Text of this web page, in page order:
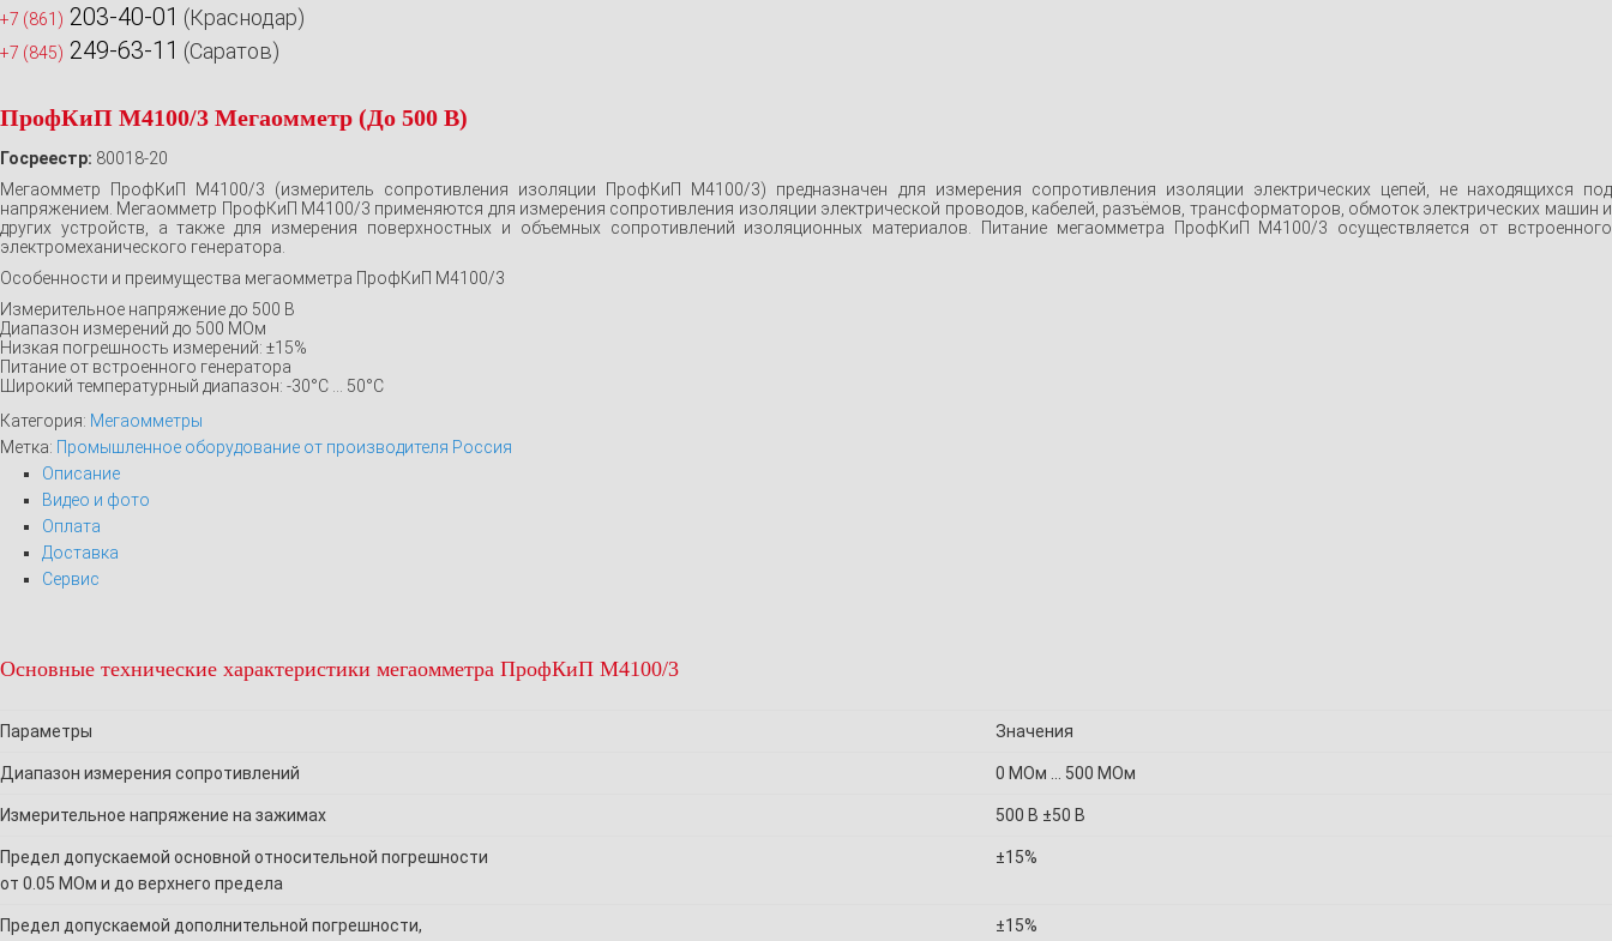
+7 (861) 203-40-01 (Краснодар)
+7 (845) 249-63-11 (Саратов)
ПрофКиП М4100/3 Мегаомметр (До 500 В)
Госреестр: 80018-20
Мегаомметр ПрофКиП М4100/3 (измеритель сопротивления изоляции ПрофКиП М4100/3) предназначен для измерения сопротивления изоляции электрических цепей, не находящихся под
напряжением. Мегаомметр ПрофКиП М4100/3 применяются для измерения сопротивления изоляции электрической проводов, кабелей, разъёмов, трансформаторов, обмоток электрических машин и
других устройств, а также для измерения поверхностных и объемных сопротивлений изоляционных материалов. Питание мегаомметра ПрофКиП М4100/3 осуществляется от встроенного
электромеханического генератора.
Особенности и преимущества мегаомметра ПрофКиП М4100/3
Измерительное напряжение до 500 В
Диапазон измерений до 500 МОм
Низкая погрешность измерений: ±15%
Питание от встроенного генератора
Широкий температурный диапазон: -30°С … 50°С
Категория: Мегаомметры
Метка: Промышленное оборудование от производителя Россия
Описание
Видео и фото
Оплата
Доставка
Сервис
Основные технические характеристики мегаомметра ПрофКиП М4100/3
Параметры Значения
Диапазон измерения сопротивлений 0 МОм … 500 МОм
Измерительное напряжение на зажимах 500 В ±50 В
Предел допускаемой основной относительной погрешности
от 0.05 МОм и до верхнего предела
±15%
Предел допускаемой дополнительной погрешности,
±15%